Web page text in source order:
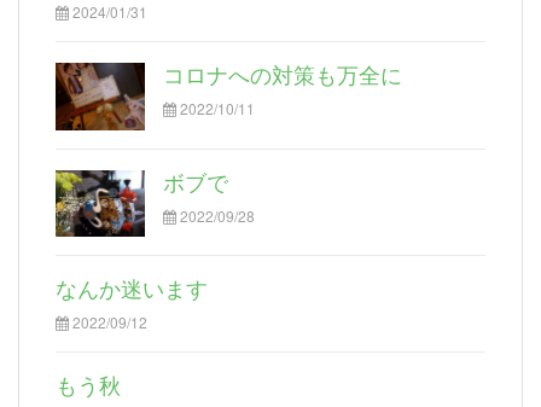
2024/01/31
コロナへの対策も万全に
2022/10/11
ボブで
2022/09/28
なんか迷います
2022/09/12
もう秋